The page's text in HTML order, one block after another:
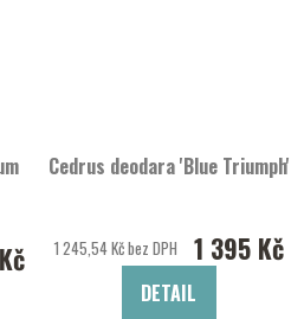
Cedrus deodara 'Blue Triumph'
1 245,54 Kč bez DPH 1 395 Kč
DETAIL